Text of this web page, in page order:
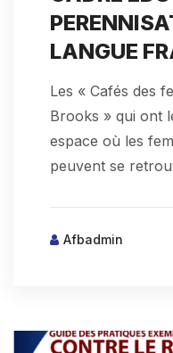
LANGUE
Les « Cafés des
Brooks » qui ont
espace où les
peuvent se
Afbadmin